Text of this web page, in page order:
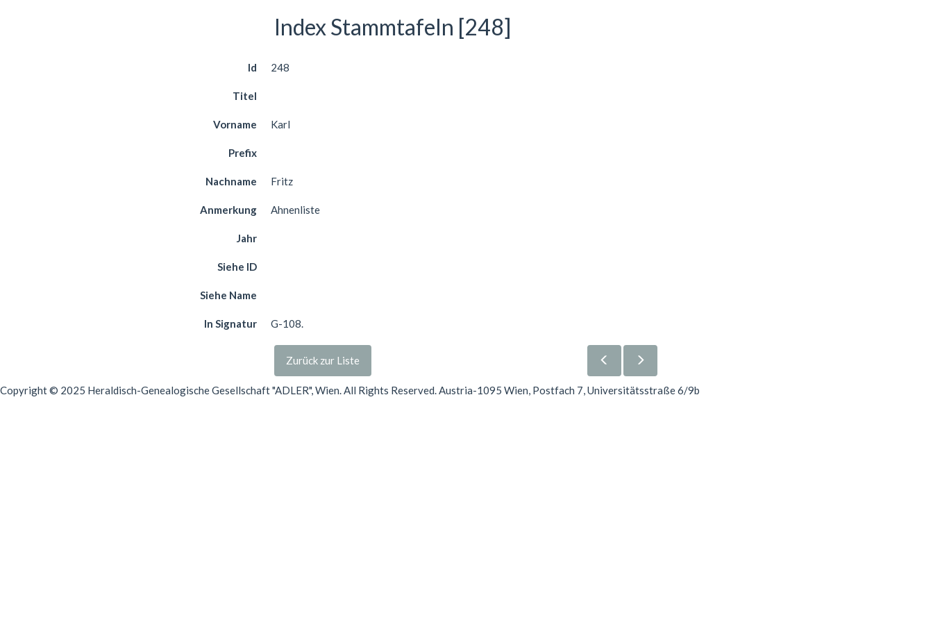
Index Stammtafeln [248]
Id 248
Titel
Vorname Karl
Prefix
Nachname Fritz
Anmerkung Ahnenliste
Jahr
Siehe ID
Siehe Name
In Signatur G-108.
Zurück zur Liste
Copyright © 2025 Heraldisch-Genealogische Gesellschaft "ADLER", Wien. All Rights Reserved. Austria-1095 Wien, Postfach 7, Universitätsstraße 6/9b